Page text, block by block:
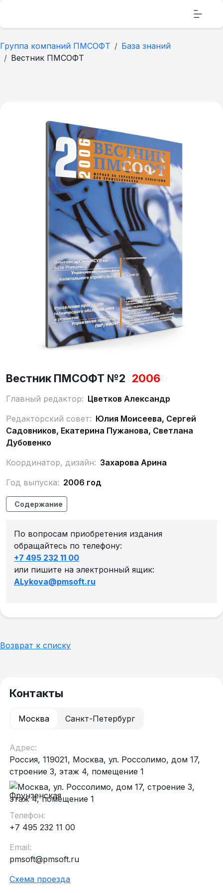
Группа компаний ПМСОФТ
База знаний
Вестник ПМСОФТ
Вестник ПМСОФТ №2 2006
Главный редактор: Цветков Александр
Редакторский совет: Юлия Моисеева, Сергей
Садовников, Екатерина Пужанова, Светлана
Дубовенко
Координатор, дизайн: Захарова Арина
Год выпуска: 2006 год
Содержание
По вопросам приобретения издания
обращайтесь по телефону:
+7 495 232 11 00
или пишите на электронный ящик:
ALykova@pmsoft.ru
Возврат к списку
Контакты
Москва Санкт-Петербург
Адрес:
Россия, 119021, Москва, ул. Россолимо, дом 17,
строение 3, этаж 4, помещение 1
Фрунзенская
Телефон:
+7 495 232 11 00
Email:
pmsoft@pmsoft.ru
Схема проезда